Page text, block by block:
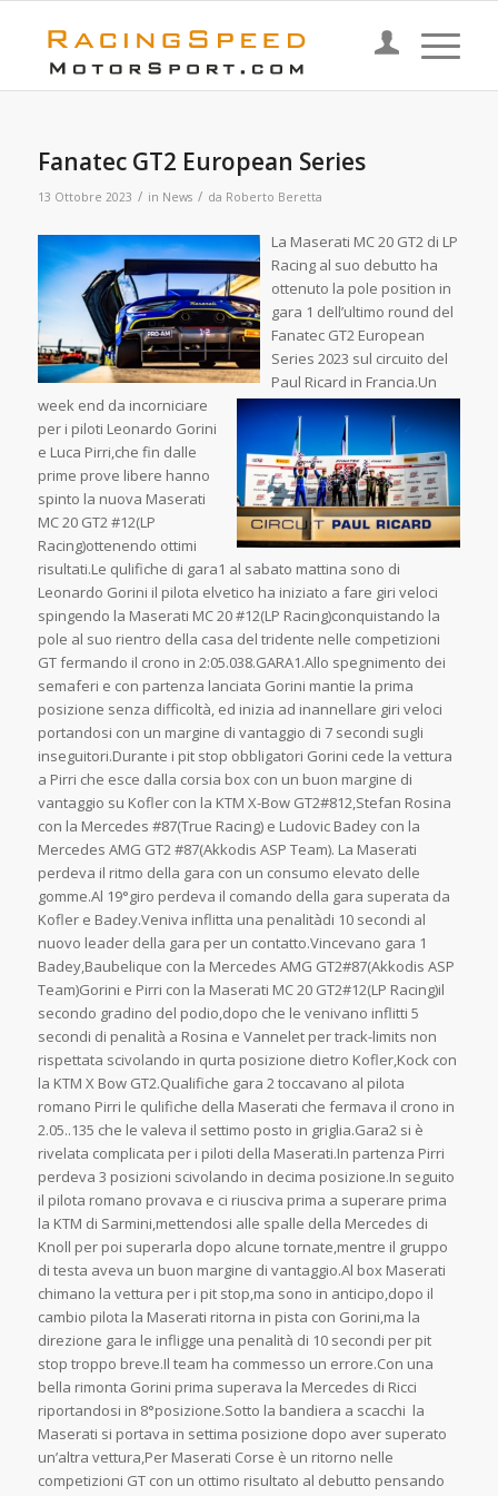
Fanatec GT2 European Series
13 Ottobre 2023 / in News / da Roberto Beretta
La Maserati MC 20 GT2 di LP
Racing al suo debutto ha
ottenuto la pole position in
gara 1 dell’ultimo round del
Fanatec GT2 European
Series 2023 sul circuito del
Paul Ricard in Francia.Un
week end da incorniciare
per i piloti Leonardo Gorini
e Luca Pirri,che fin dalle
prime prove libere hanno
spinto la nuova Maserati
MC 20 GT2 #12(LP
Racing)ottenendo ottimi
risultati.Le qulifiche di gara1 al sabato mattina sono di
Leonardo Gorini il pilota elvetico ha iniziato a fare giri veloci
spingendo la Maserati MC 20 #12(LP Racing)conquistando la
pole al suo rientro della casa del tridente nelle competizioni
GT fermando il crono in 2:05.038.GARA1.Allo spegnimento dei
semaferi e con partenza lanciata Gorini mantie la prima
posizione senza difficoltà, ed inizia ad inannellare giri veloci
portandosi con un margine di vantaggio di 7 secondi sugli
inseguitori.Durante i pit stop obbligatori Gorini cede la vettura
a Pirri che esce dalla corsia box con un buon margine di
vantaggio su Kofler con la KTM X-Bow GT2#812,Stefan Rosina
con la Mercedes #87(True Racing) e Ludovic Badey con la
Mercedes AMG GT2 #87(Akkodis ASP Team). La Maserati
perdeva il ritmo della gara con un consumo elevato delle
gomme.Al 19°giro perdeva il comando della gara superata da
Kofler e Badey.Veniva inflitta una penalitàdi 10 secondi al
nuovo leader della gara per un contatto.Vincevano gara 1
Badey,Baubelique con la Mercedes AMG GT2#87(Akkodis ASP
Team)Gorini e Pirri con la Maserati MC 20 GT2#12(LP Racing)il
secondo gradino del podio,dopo che le venivano inflitti 5
secondi di penalità a Rosina e Vannelet per track-limits non
rispettata scivolando in qurta posizione dietro Kofler,Kock con
la KTM X Bow GT2.Qualifiche gara 2 toccavano al pilota
romano Pirri le qulifiche della Maserati che fermava il crono in
2.05..135 che le valeva il settimo posto in griglia.Gara2 si è
rivelata complicata per i piloti della Maserati.In partenza Pirri
perdeva 3 posizioni scivolando in decima posizione.In seguito
il pilota romano provava e ci riusciva prima a superare prima
la KTM di Sarmini,mettendosi alle spalle della Mercedes di
Knoll per poi superarla dopo alcune tornate,mentre il gruppo
di testa aveva un buon margine di vantaggio.Al box Maserati
chimano la vettura per i pit stop,ma sono in anticipo,dopo il
cambio pilota la Maserati ritorna in pista con Gorini,ma la
direzione gara le infligge una penalità di 10 secondi per pit
stop troppo breve.Il team ha commesso un errore.Con una
bella rimonta Gorini prima superava la Mercedes di Ricci
riportandosi in 8°posizione.Sotto la bandiera a scacchi la
Maserati si portava in settima posizione dopo aver superato
un’altra vettura,Per Maserati Corse è un ritorno nelle
competizioni GT con un ottimo risultato al debutto pensando